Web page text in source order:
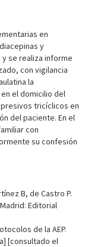
en
y
se realiza informe
con vigilancia
la
el domicilio del
tricíclicos en
del paciente. En el
con
su confesión
B, de Castro P.
Editorial
de la AEP.
[consultado el